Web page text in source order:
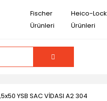
Fischer
Ürünleri
Heico-Lock
Ürünleri
YSB SAC VİDASI A2 304